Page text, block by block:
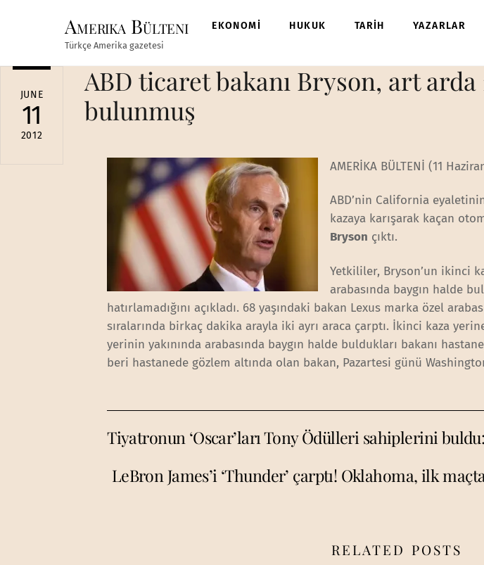
Amerika Bülteni
Türkçe Amerika gazetesi
EKONOMİ HUKUK TARİH YAZARLAR
JUNE
11
2012
ABD ticaret bakanı Bryson, art arda
bulunmuş
AMERİKA BÜLTENİ (11
ABD’nin California
kazaya karışarak kaçan
Bryson çıktı.
Yetkililer, Bryson’un ikinci
arabasında baygın halde
hatırlamadığını açıkladı. 68 yaşındaki bakan Lexus marka özel
sıralarında birkaç dakika arayla iki ayrı araca çarptı. İkinci kaza
yerinin yakınında arabasında baygın halde buldukları bakanı
beri hastanede gözlem altında olan bakan, Pazartesi günü
Tiyatronun ‘Oscar’ları Tony Ödülleri sahiplerini
LeBron James’i ‘Thunder’ çarptı! Oklahoma, ilk
RELATED POSTS